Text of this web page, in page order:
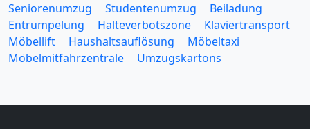
Seniorenumzug
Studentenumzug
Beiladung
Entrümpelung
Halteverbotszone
Klaviertransport
Möbellift
Haushaltsauflösung
Möbeltaxi
Möbelmitfahrzentrale
Umzugskartons